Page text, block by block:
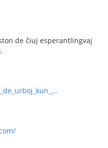
de ĉiuj esperantlingvaj